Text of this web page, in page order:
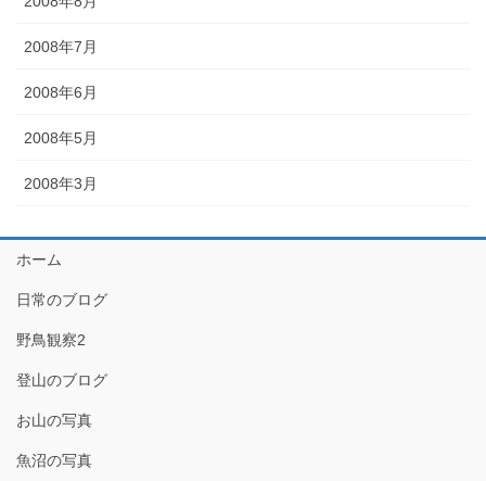
2008年7月
2008年6月
2008年5月
2008年3月
ホーム
日常のブログ
野鳥観察2
登山のブログ
お山の写真
魚沼の写真